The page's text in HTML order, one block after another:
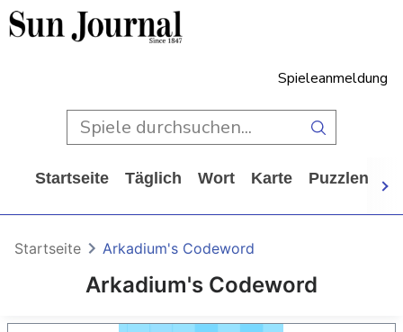
Spieleanmeldung
Startseite Täglich Wort Karte Puzzlen
Arkadium's Codeword
Startseite Arkadium's Codeword